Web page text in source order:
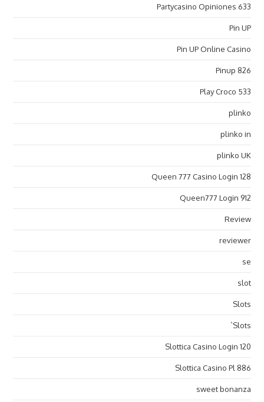
Partycasino Opiniones 633
Pin UP
Pin UP Online Casino
Pinup 826
Play Croco 533
plinko
plinko in
plinko UK
Queen 777 Casino Login 128
Queen777 Login 912
Review
reviewer
se
slot
Slots
Slots`
Slottica Casino Login 120
Slottica Casino Pl 886
sweet bonanza